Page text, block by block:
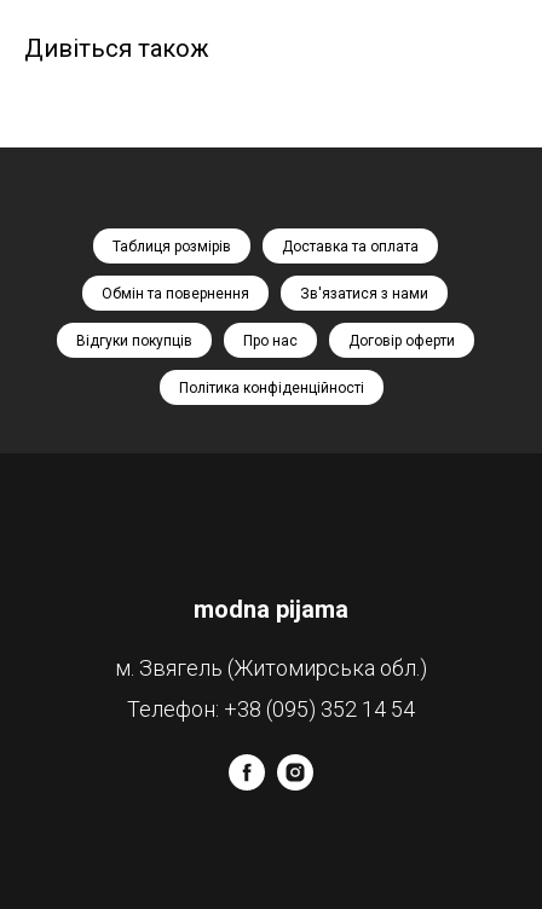
Дивіться також
Таблиця розмірів Доставка та оплата
Обмін та повернення Зв'язатися з нами
Відгуки покупців Про нас Договір оферти
Політика конфіденційності
modna pijama
м. Звягель (Житомирська обл.)
Телефон: +38 (095) 352 14 54